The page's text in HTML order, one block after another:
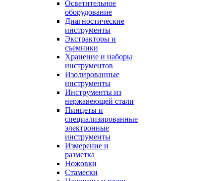
Осветительное
оборудование
Диагностические
инструменты
Экстракторы и
съемники
Хранение и наборы
инструментов
Изолированные
инструменты
Инструменты из
нержавеющей стали
Пинцеты и
специализированные
электронные
инструменты
Измерение и
разметка
Ножовки
Стамески